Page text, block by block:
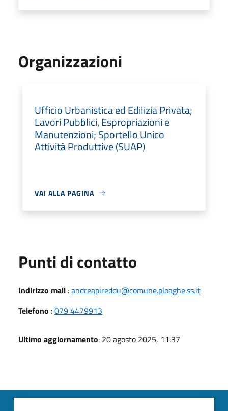
Organizzazioni
Ufficio Urbanistica ed Edilizia Privata;
Lavori Pubblici, Espropriazioni e
Manutenzioni; Sportello Unico
Attività Produttive (SUAP)
VAI ALLA PAGINA
Punti di contatto
Indirizzo mail :andreapireddu@comune.ploaghe.ss.it
Telefono :079 4479913
Ultimo aggiornamento: 20 agosto 2025, 11:37